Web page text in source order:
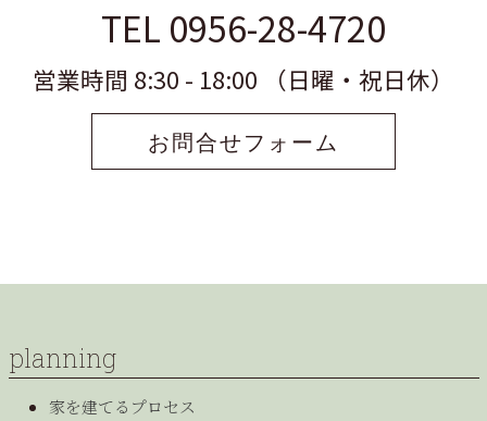
TEL 0956-28-4720
営業時間 8:30 - 18:00 （日曜・祝日休）
お問合せフォーム
planning
家を建てるプロセス